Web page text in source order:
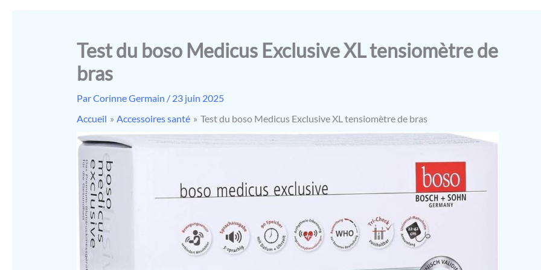
Test du boso Medicus Exclusive XL tensiomètre de
bras
ParCorinne Germain / 23 juin 2025
Accueil
Accessoires santé Test du boso Medicus Exclusive XL tensiomètre de bras